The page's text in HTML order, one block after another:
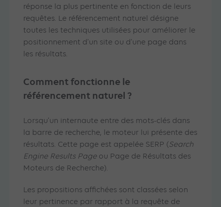
réponse la plus pertinente en fonction de leurs
requêtes. Le référencement naturel désigne
toutes les techniques utilisées pour améliorer le
positionnement d’un site ou d’une page dans
les résultats.
Comment fonctionne le
référencement naturel ?
Lorsqu’un internaute entre des mots-clés dans
la barre de recherche, le moteur lui présente des
résultats. Cette page est appelée SERP (Search
Engine Results Pageou Page de Résultats des
Moteurs de Recherche).
Les propositions affichées sont classées selon
leur pertinence par rapport à la requête de